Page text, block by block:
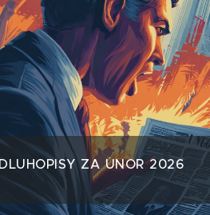
ZA ÚNOR 2026